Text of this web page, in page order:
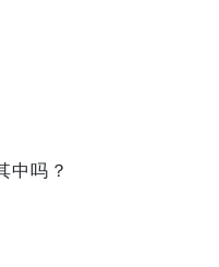
中吗？